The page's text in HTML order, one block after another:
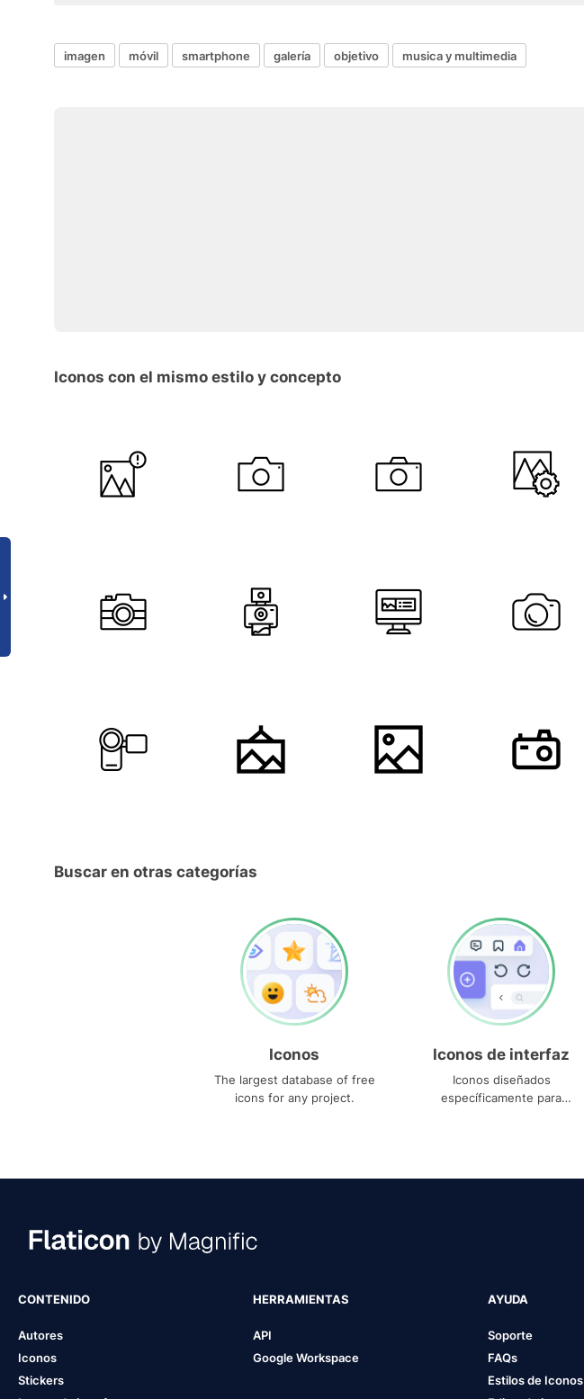
imagen móvil smartphone galería objetivo musica y multimedia
Iconos con el mismo estilo y concepto
Buscar en otras categorías
Iconos
The largest database of free
icons for any project.
Iconos de interfaz
Iconos diseñados
específicamente para
CONTENIDO
Autores
Iconos
Stickers
HERRAMIENTAS
API
Google Workspace
AYUDA
Soporte
FAQs
Estilos de Iconos